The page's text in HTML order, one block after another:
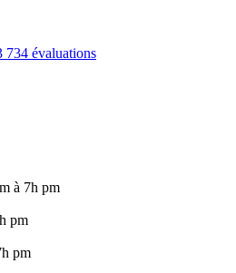
734 évaluations
à 7h pm
pm
pm